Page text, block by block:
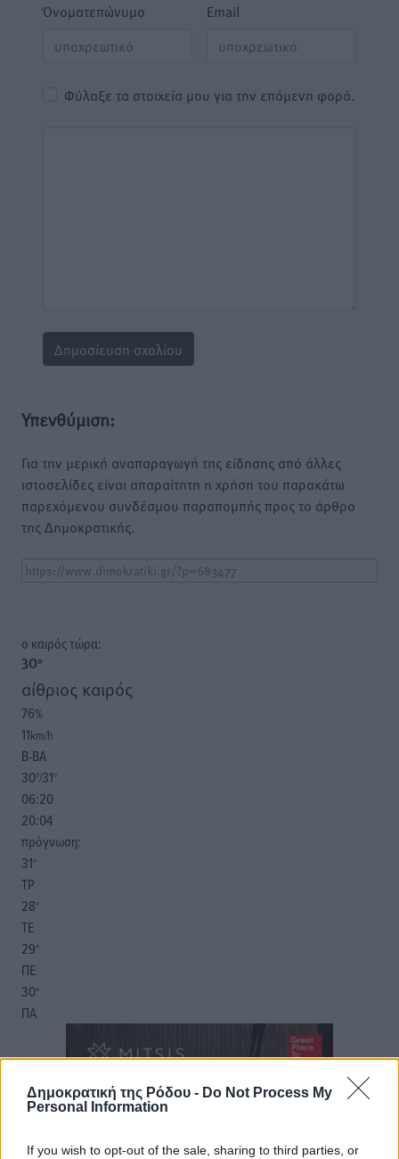
Δημοκρατική της Ρόδου - Do Not Process My
Personal Information
If you wish to opt-out of the sale, sharing to third parties, or
Όνοματεπώνυμο Email
Φύλαξε τα στοιχεία μου για την επόμενη φορά.
Υπενθύμιση:
Για την μερική αναπαραγωγή της είδησης από άλλες
ιστοσελίδες είναι απαραίτητη η χρήση του παρακάτω
παρεχόμενου συνδέσμου παραπομπής προς το άρθρο
της Δημοκρατικής.
o καιρός τώρα:
30°
αίθριος καιρός
76%
11km/h
Β-ΒΑ
30°/31°
06:20
20:04
πρόγνωση:
31°
ΤΡ
28°
ΤΕ
29°
ΠΕ
30°
ΠΑ